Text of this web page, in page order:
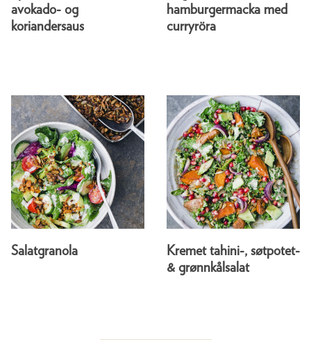
avokado- og
koriandersaus
hamburgermacka med
curryröra
Salatgranola
Kremet tahini-, søtpotet-
& grønnkålsalat